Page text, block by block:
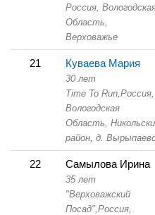
Россия,
Область,
Верховажье
21 Куваева Мария
30 лет
Time To Run,Россия,
Вологодская
Область,
район, д.
22 Самылова Ирина
35 лет
"Верховажский
Посад",Россия,